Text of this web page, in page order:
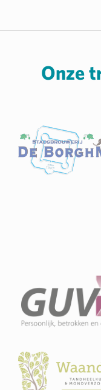
Onze